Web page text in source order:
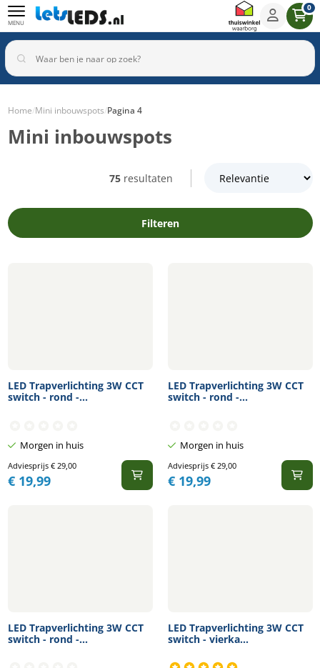
MENU
0
Binnenverlichting Buitenverlichting
Home/Mini inbouwspots/Pagina 4
Mini inbouwspots
75 resultaten
Filteren
LED Trapverlichting 3W CCT
switch - rond -...
Morgen in huis
Adviesprijs €29,00
€19,99
LED Trapverlichting 3W CCT
switch - rond -...
Morgen in huis
Adviesprijs €29,00
€19,99
LED Trapverlichting 3W CCT
switch - rond -...
LED Trapverlichting 3W CCT
switch - vierka...